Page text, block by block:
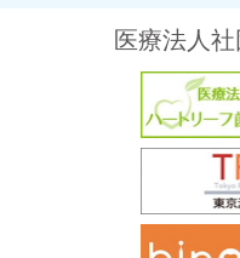
医療法人